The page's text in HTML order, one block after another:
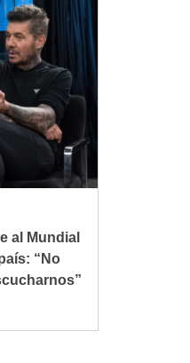
al Mundial
“No